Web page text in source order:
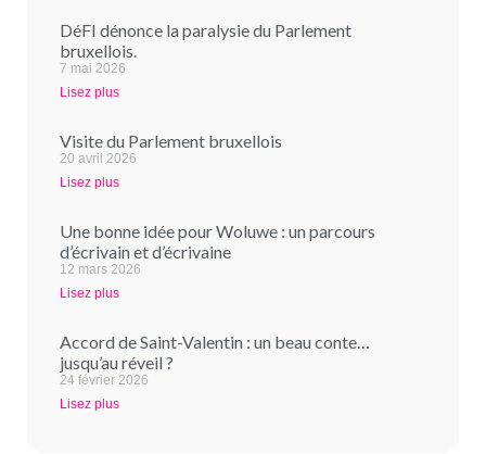
DéFI dénonce la paralysie du Parlement
bruxellois.
7 mai 2026
Lisez plus
Visite du Parlement bruxellois
20 avril 2026
Lisez plus
Une bonne idée pour Woluwe : un parcours
d’écrivain et d’écrivaine
12 mars 2026
Lisez plus
Accord de Saint-Valentin : un beau conte…
jusqu’au réveil ?
24 février 2026
Lisez plus